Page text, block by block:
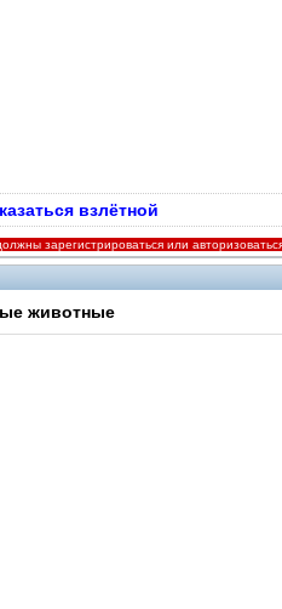
взлётной
зарегистрироваться или
животные